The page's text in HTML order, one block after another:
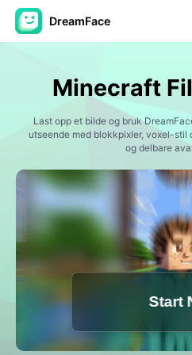
DreamFace
Avatar Video
Foto
Andre verktøy
Se alle
Maler
Minecraft
Last opp et bilde og bruk
utseende med blokkpixler, voxel-stil
og delbare
Start